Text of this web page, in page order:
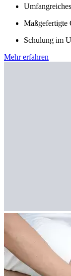
Maßgefertigte
Schulung im
Mehr erfahren